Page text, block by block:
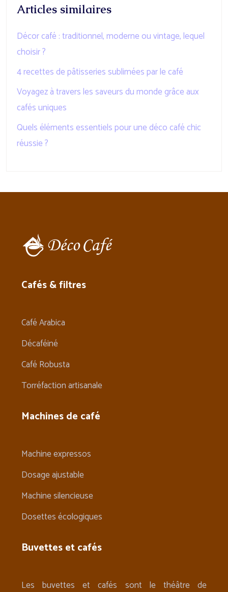
Articles similaires
Décor café : traditionnel, moderne ou vintage, lequel
choisir ?
4 recettes de pâtisseries sublimées par le café
Voyagez à travers les saveurs du monde grâce aux
cafés uniques
Quels éléments essentiels pour une déco café chic
réussie ?
Cafés & filtres
Café Arabica
Décaféiné
Café Robusta
Torréfaction artisanale
Machines de café
Machine expressos
Dosage ajustable
Machine silencieuse
Dosettes écologiques
Buvettes et cafés
Les buvettes et cafés sont le théâtre de